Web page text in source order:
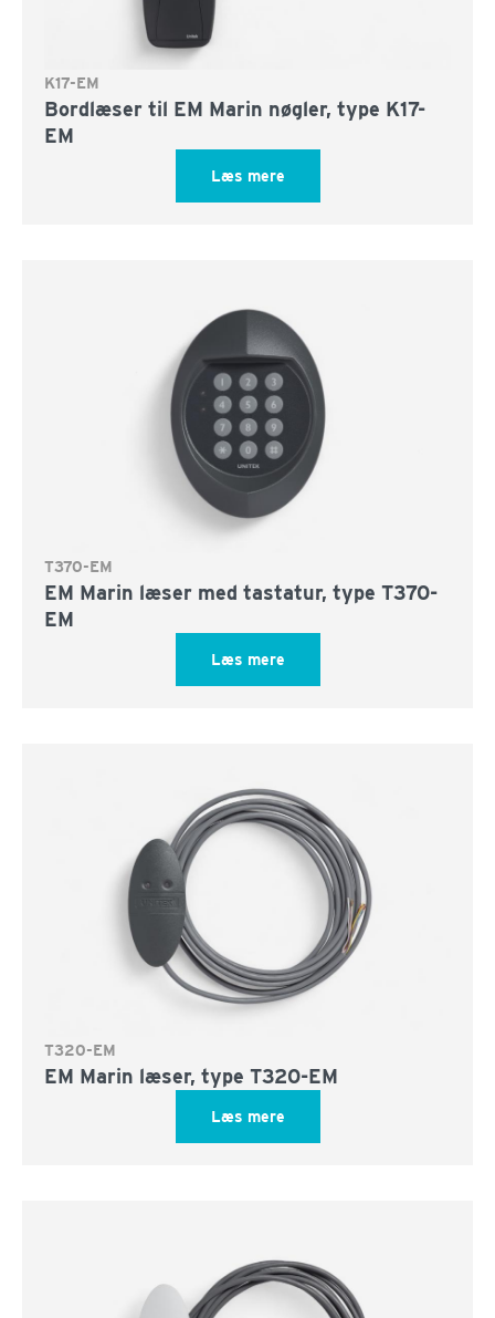
K17-EM
Bordlæser til EM Marin nøgler, type K17-
EM
Læs mere
T370-EM
EM Marin læser med tastatur, type T370-
EM
Læs mere
T320-EM
EM Marin læser, type T320-EM
Læs mere